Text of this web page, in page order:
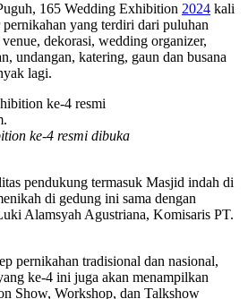
165 Wedding Exhibition 2024 kali
yang terdiri dari puluhan
dekorasi, wedding organizer,
undangan, katering, gaun dan busana
lagi.
ke-4 resmi dibuka
pendukung termasuk Masjid indah di
di gedung ini sama dengan
Alamsyah Agustriana, Komisaris PT.
pernikahan tradisional dan nasional,
ke-4 ini juga akan menampilkan
Show, Workshop, dan Talkshow